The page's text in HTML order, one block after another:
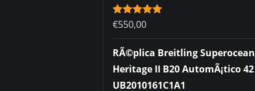
Rated5.00
out of 5
€550,00
RÃ©plica Breitling Superocean
Heritage II B20 AutomÃ¡tico 42
UB2010161C1A1